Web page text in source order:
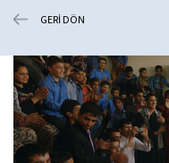
GERİ DÖN